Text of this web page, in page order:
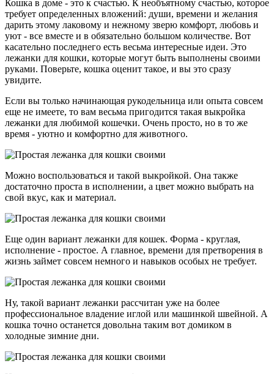
Кошка в доме - это к счастью. К необъятному счастью, которое
требует определенных вложений: души, времени и желания
дарить этому лаковому и нежному зверю комфорт, любовь и
уют - все вместе и в обязательно большом количестве. Вот
касательно последнего есть весьма интересные идеи. Это
лежанки для кошки, которые могут быть выполнены своими
руками. Поверьте, кошка оценит такое, и вы это сразу
увидите.
Если вы только начинающая рукодельница или опыта совсем
еще не имеете, то вам весьма пригодится такая выкройка
лежанки для любимой кошечки. Очень просто, но в то же
время - уютно и комфортно для животного.
Можно воспользоваться и такой выкройкой. Она также
достаточно проста в исполнении, а цвет можно выбрать на
свой вкус, как и материал.
Еще один вариант лежанки для кошек. Форма - круглая,
исполнение - простое. А главное, времени для претворения в
жизнь займет совсем немного и навыков особых не требует.
Ну, такой вариант лежанки рассчитан уже на более
профессиональное владение иглой или машинкой швейной. А
кошка точно останется довольна таким вот домиком в
холодные зимние дни.